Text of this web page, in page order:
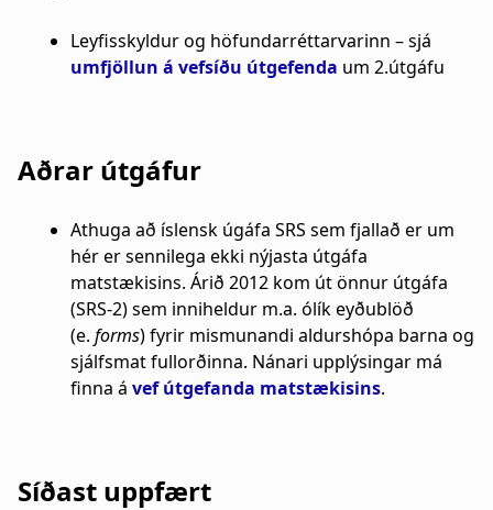
Leyfisskyldur og höfundarréttarvarinn – sjá
umfjöllun á vefsíðu útgefenda um 2.útgáfu
Aðrar útgáfur
Athuga að íslensk úgáfa SRS sem fjallað er um
hér er sennilega ekki nýjasta útgáfa
matstækisins. Árið 2012 kom út önnur útgáfa
(SRS-2) sem inniheldur m.a. ólík eyðublöð
(e. forms) fyrir mismunandi aldurshópa barna og
sjálfsmat fullorðinna. Nánari upplýsingar má
finna á vef útgefanda matstækisins.
Síðast uppfært